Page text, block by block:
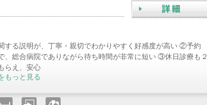
する説明が、丁寧・親切でわかりやすく好感度が高い ②予約
、総合病院でありながら待ち時間が非常に短い ③休日診療も２
らえ、安心
もっと見る